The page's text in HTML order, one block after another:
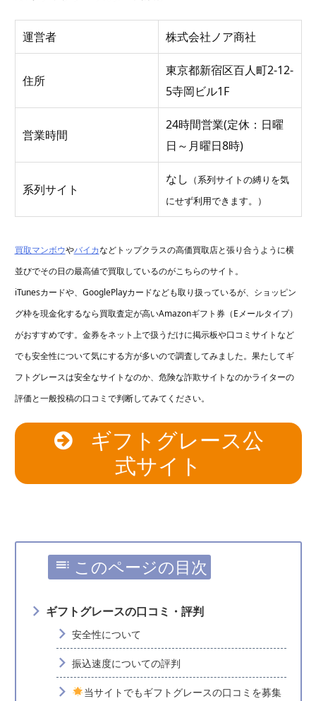
運営者 株式会社ノア商社
住所
東京都新宿区百人町2-12-
5寺岡ビル1F
営業時間
24時間営業(定休：日曜
日～月曜日8時)
系列サイト
なし （系列サイトの縛りを気
にせず利用できます。）
買取マンボウやバイカなどトップクラスの高価買取店と張り合うように横
並びでその日の最高値で買取しているのがこちらのサイト。
iTunesカードや、GooglePlayカードなども取り扱っているが、ショッピン
グ枠を現金化するなら買取査定が高いAmazonギフト券（Eメールタイプ）
がおすすめです。金券をネット上で扱うだけに掲示板や口コミサイトなど
でも安全性について気にする方が多いので調査してみました。果たしてギ
フトグレースは安全なサイトなのか、危険な詐欺サイトなのかライターの
評価と一般投稿の口コミで判断してみてください。
ギフトグレース公
式サイト
このページの目次
ギフトグレースの口コミ・評判
安全性について
振込速度についての評判
当サイトでもギフトグレースの口コミを募集